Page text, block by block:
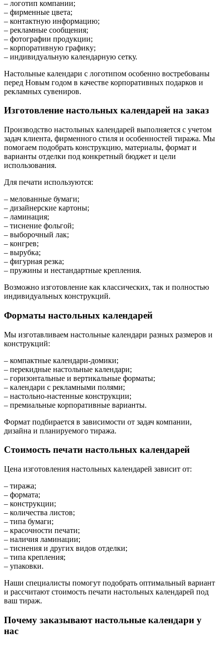
– логотип компании;
– фирменные цвета;
– контактную информацию;
– рекламные сообщения;
– фотографии продукции;
– корпоративную графику;
– индивидуальную календарную сетку.
Настольные календари с логотипом особенно востребованы
перед Новым годом в качестве корпоративных подарков и
рекламных сувениров.
Изготовление настольных календарей на заказ
Производство настольных календарей выполняется с учетом
задач клиента, фирменного стиля и особенностей тиража. Мы
помогаем подобрать конструкцию, материалы, формат и
варианты отделки под конкретный бюджет и цели
использования.
Для печати используются:
– мелованные бумаги;
– дизайнерские картоны;
– ламинация;
– тиснение фольгой;
– выборочный лак;
– конгрев;
– вырубка;
– фигурная резка;
– пружины и нестандартные крепления.
Возможно изготовление как классических, так и полностью
индивидуальных конструкций.
Форматы настольных календарей
Мы изготавливаем настольные календари разных размеров и
конструкций:
– компактные календари-домики;
– перекидные настольные календари;
– горизонтальные и вертикальные форматы;
– календари с рекламными полями;
– настольно-настенные конструкции;
– премиальные корпоративные варианты.
Формат подбирается в зависимости от задач компании,
дизайна и планируемого тиража.
Стоимость печати настольных календарей
Цена изготовления настольных календарей зависит от:
– тиража;
– формата;
– конструкции;
– количества листов;
– типа бумаги;
– красочности печати;
– наличия ламинации;
– тиснения и других видов отделки;
– типа крепления;
– упаковки.
Наши специалисты помогут подобрать оптимальный вариант
и рассчитают стоимость печати настольных календарей под
ваш тираж.
Почему заказывают настольные календари у
нас